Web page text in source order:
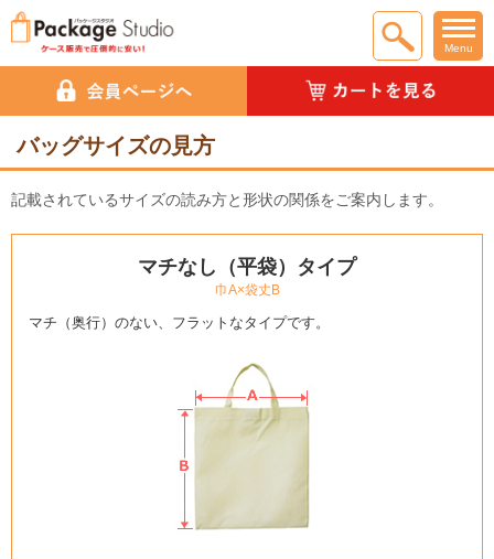
Menu
バッグサイズの見方
記載されているサイズの読み方と形状の関係をご案内します。
マチなし（平袋）タイプ
巾A×袋丈B
マチ（奥行）のない、フラットなタイプです。